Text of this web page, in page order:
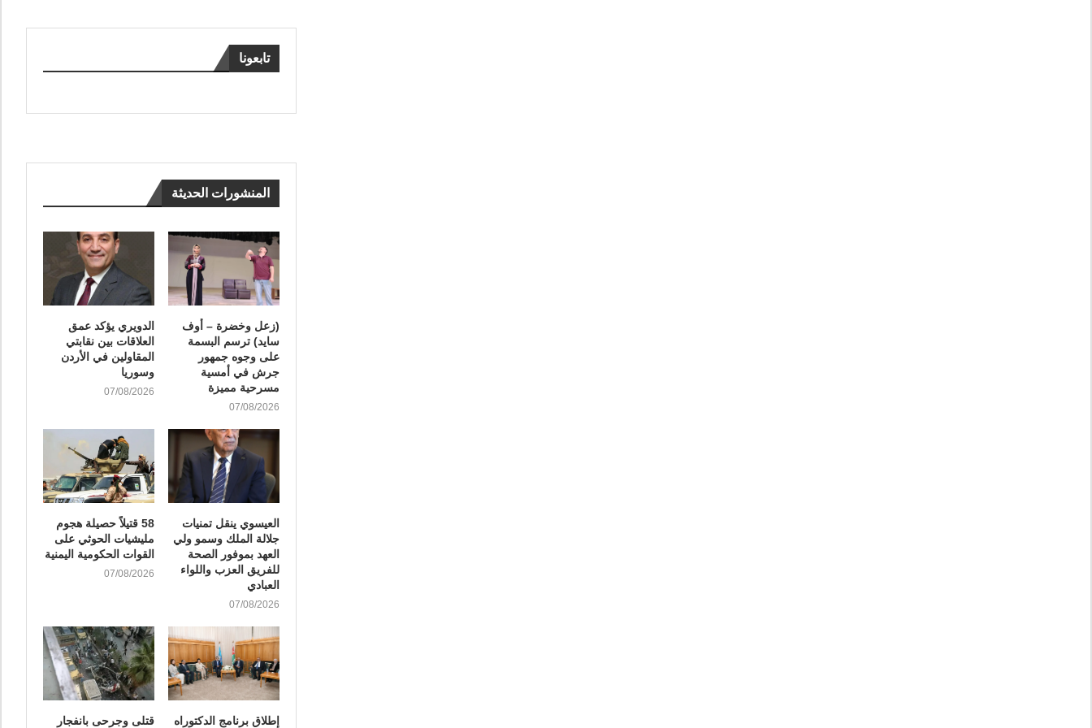
تابعونا
المنشورات الحديثة
(زعل وخضرة – أوف
سايد) ترسم البسمة
على وجوه جمهور
جرش في أمسية
مسرحية مميزة
07/08/2026
الدويري يؤكد عمق
العلاقات بين نقابتي
المقاولين في الأردن
وسوريا
07/08/2026
العيسوي ينقل تمنيات
جلالة الملك وسمو ولي
العهد بموفور الصحة
للفريق العزب واللواء
العبادي
07/08/2026
58 قتيلاً حصيلة هجوم
مليشيات الحوثي على
القوات الحكومية اليمنية
07/08/2026
إطلاق برنامج الدكتوراه قتلى وجرحى بانفجار